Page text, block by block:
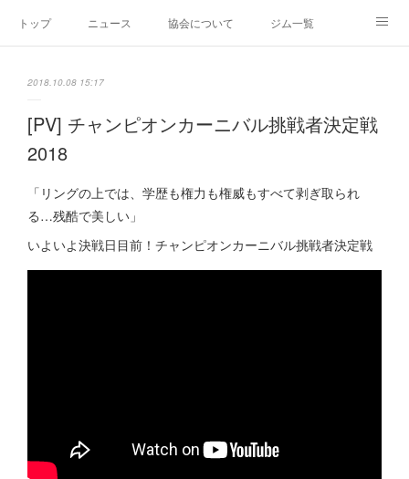
トップ ニュース 協会について ジム一覧
2018.10.08 15:17
[PV] チャンピオンカーニバル挑戦者決定戦
2018
「リングの上では、学歴も権力も権威もすべて剥ぎ取られ
る…残酷で美しい」
いよいよ決戦日目前！チャンピオンカーニバル挑戦者決定戦